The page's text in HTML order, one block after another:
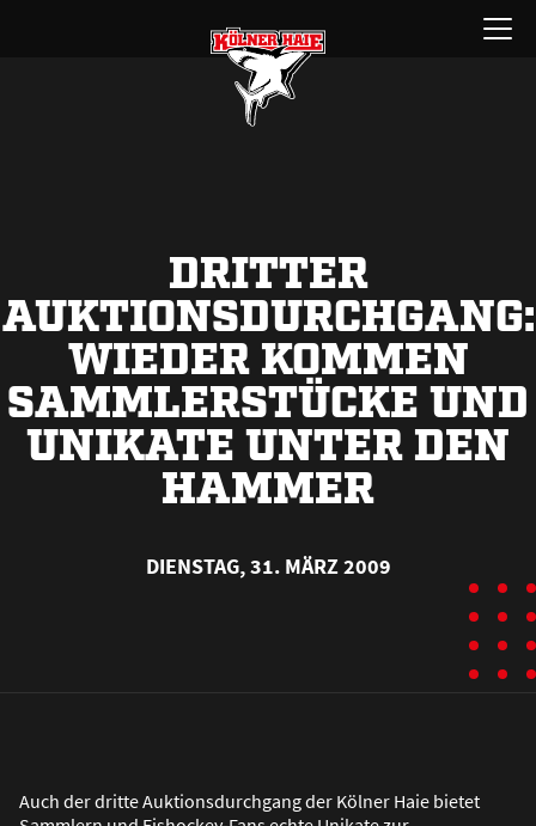
Menü
öffnen
DRITTER
AUKTIONSDURCHGANG:
WIEDER KOMMEN
SAMMLERSTÜCKE UND
UNIKATE UNTER DEN
HAMMER
DIENSTAG, 31. MÄRZ 2009
Auch der dritte Auktionsdurchgang der Kölner Haie bietet